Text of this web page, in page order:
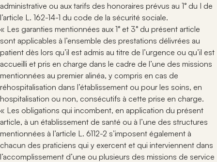
administrative ou aux tarifs des honoraires prévus au 1° du I de
l’article L. 162-14-1 du code de la sécurité sociale.
« Les garanties mentionnées aux 1° et 3° du présent article
sont applicables à l’ensemble des prestations délivrées au
patient dès lors qu’il est admis au titre de l’urgence ou qu’il est
accueilli et pris en charge dans le cadre de l’une des missions
mentionnées au premier alinéa, y compris en cas de
réhospitalisation dans l’établissement ou pour les soins, en
hospitalisation ou non, consécutifs à cette prise en charge.
« Les obligations qui incombent, en application du présent
article, à un établissement de santé ou à l’une des structures
mentionnées à l’article L. 6112-2 s’imposent également à
chacun des praticiens qui y exercent et qui interviennent dans
l’accomplissement d’une ou plusieurs des missions de service